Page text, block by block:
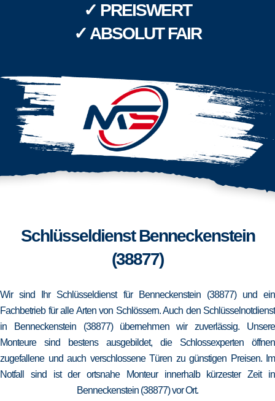
✓ PREISWERT
✓ ABSOLUT FAIR
Schlüsseldienst Benneckenstein
(38877)
Wir sind Ihr Schlüsseldienst für Benneckenstein (38877) und ein
Fachbetrieb für alle Arten von Schlössern. Auch den Schlüsselnotdienst
in Benneckenstein (38877) übernehmen wir zuverlässig. Unsere
Monteure sind bestens ausgebildet, die Schlossexperten öffnen
zugefallene und auch verschlossene Türen zu günstigen Preisen. Im
Notfall sind ist der ortsnahe Monteur innerhalb kürzester Zeit in
Benneckenstein (38877) vor Ort.